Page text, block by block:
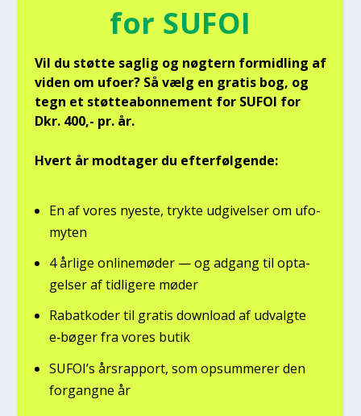
for SUFOI
Vil du støt­te sag­lig og nøg­tern for­mid­ling af
viden om ufo­er? Så vælg en gra­tis bog, og
tegn et støt­tea­bon­ne­ment for SUFOI for
Dkr. 400,- pr. år.
Hvert år mod­ta­ger du efter­føl­gen­de:
En af vores nye­ste, tryk­te udgi­vel­ser om ufo­
myten
4 årli­ge onli­ne­mø­der — og adgang til opta­
gel­ser af tid­li­ge­re møder
Rabat­ko­der til gra­tis down­lo­ad af udvalg­te
e‑bøger fra vores butik
SUFOI’s års­rap­port, som opsum­me­rer den
for­gang­ne år